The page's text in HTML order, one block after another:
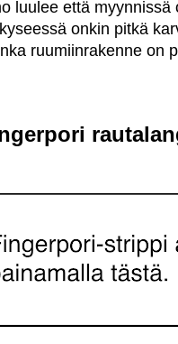
luulee että
onkin pitkä
ruumiinrakenne on